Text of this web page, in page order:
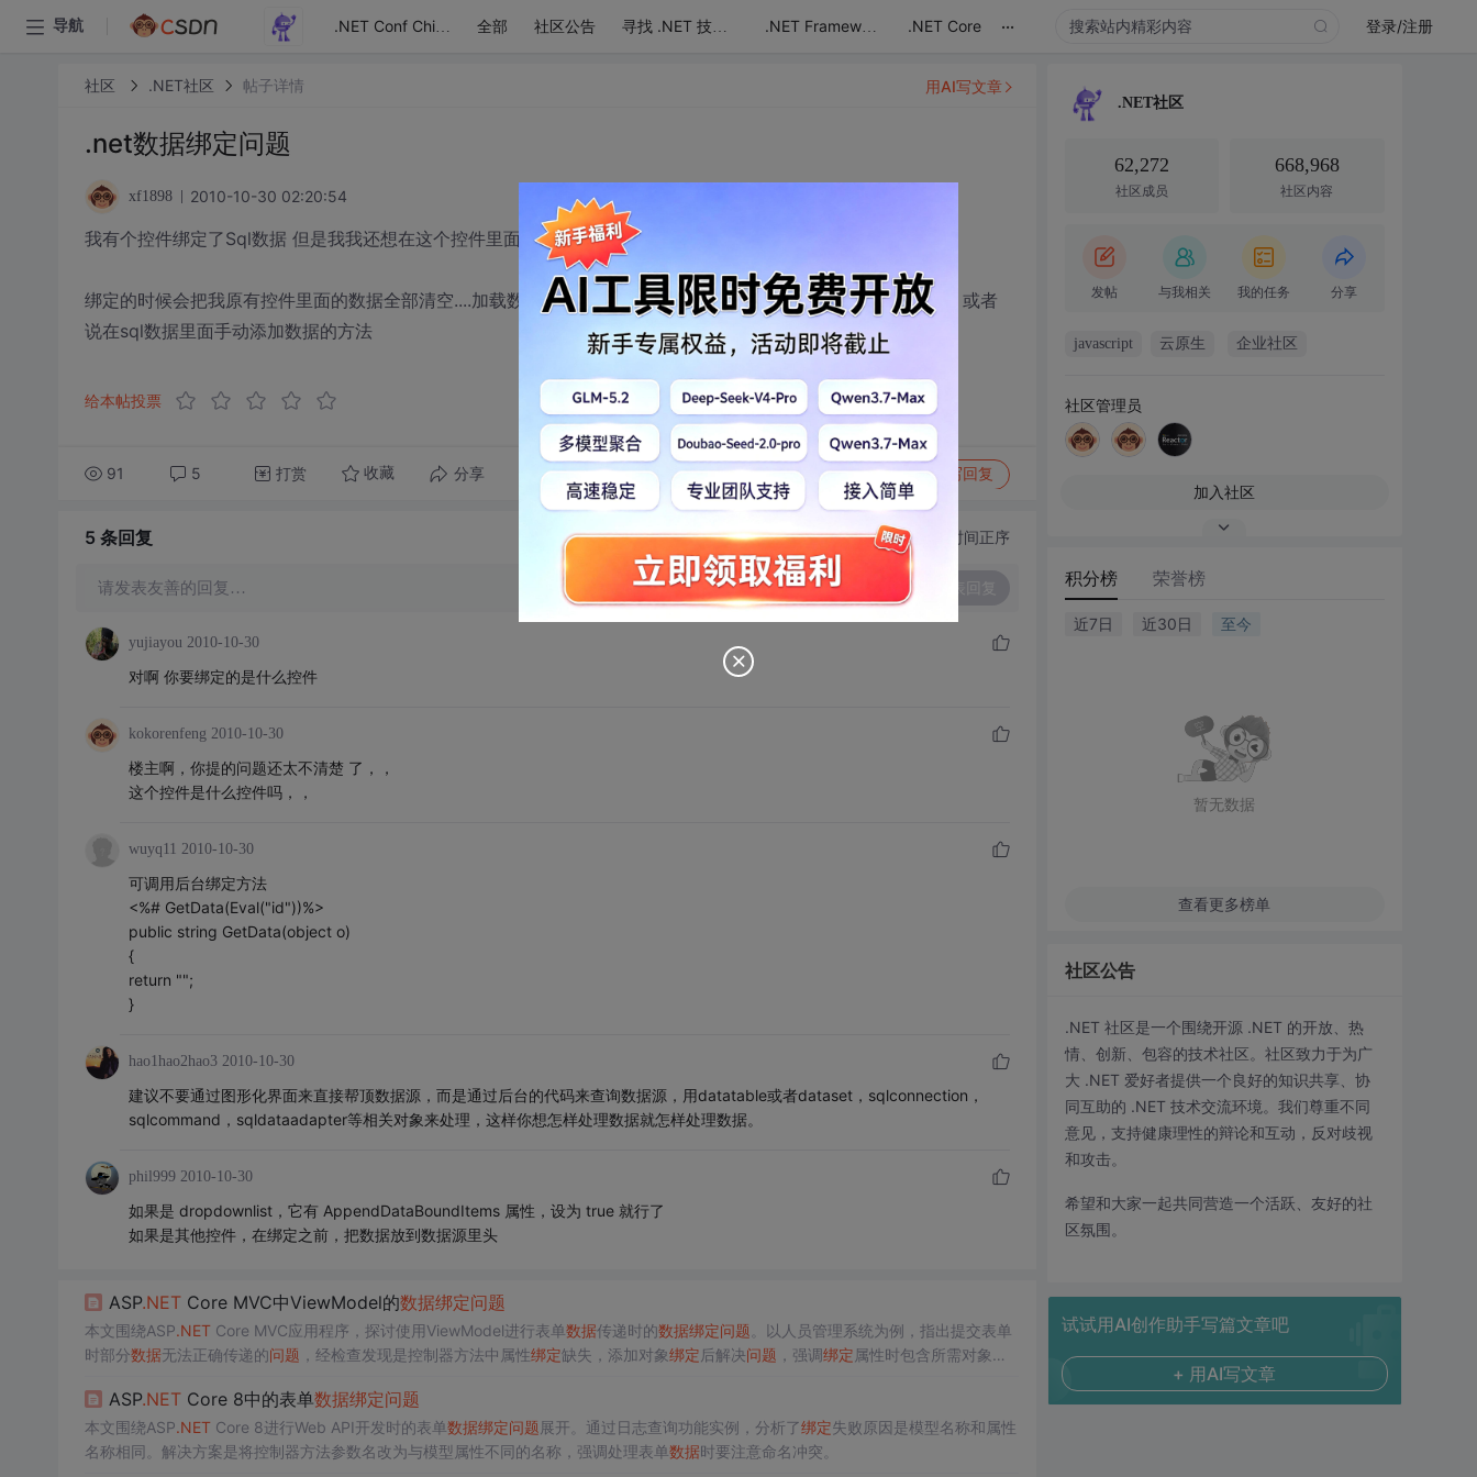
导航 .NET Conf China 全部 社区公告 寻找 .NET 技术达人 .NET Framework .NET Core ... 登录/注册
社区 .NET社区 帖子详情
.net数据绑定问题
xf1898 2010-10-30 02:20:54
我有个控件绑定了Sql数据 但是我我还想在这个控件里面加手写的数据
绑定的时候会把我原有控件里面的数据全部清空....加载数据库的 我就想问下 能不能不清空我原来控件里面的数据 或者
说在sql数据里面手动添加数据的方法
给本帖投票
91 5 打赏 收藏 分享 转发到动态 举报 写回复
用AI写文章
5 条回复 切换为时间正序
请发表友善的回复…
yujiayou 2010-10-30
对啊 你要绑定的是什么控件
kokorenfeng 2010-10-30
楼主啊，你提的问题还太不清楚 了，，
这个控件是什么控件吗，，
wuyq11 2010-10-30
可调用后台绑定方法
<%# GetData(Eval("id"))%>
public string GetData(object o)
{
return "";
}
hao1hao2hao3 2010-10-30
建议不要通过图形化界面来直接帮顶数据源，而是通过后台的代码来查询数据源，用datatable或者dataset，sqlconnection，
sqlcommand，sqldataadapter等相关对象来处理，这样你想怎样处理数据就怎样处理数据。
phil999 2010-10-30
如果是 dropdownlist，它有 AppendDataBoundItems 属性，设为 true 就行了
如果是其他控件，在绑定之前，把数据放到数据源里头
ASP.NETCore MVC中ViewModel的数据绑定问题
本文围绕ASP.NETCore MVC应用程序，探讨使用ViewModel进行表单数据传递时的数据绑定问题 。以人员管理系统为例，指出提交表单
时部分数据无法正确传递的问题 ，经检查发现是控制器方法中属性绑定缺失，添加对象绑定后解决问题 ，强调绑定属性时包含所需对象引
ASP.NETCore 8中的表单数据绑定问题
本文围绕ASP.NETCore 8进行Web API开发时的表单数据绑定问题展开。通过日志查询功能实例，分析了绑定失败原因是模型名称和属性
名称相同。解决方案是将控制器方法参数名改为与模型属性不同的名称，强调处理表单数据时要注意命名冲突。
.NET社区
62,272
社区成员
668,968
社区内容
发帖 与我相关 我的任务 分享
javascript 云原生 企业社区
社区管理员
加入社区
积分榜 荣誉榜
近7日 近30日 至今
暂无数据
查看更多榜单
社区公告
.NET 社区是一个围绕开源 .NET 的开放、热
情、创新、包容的技术社区。社区致力于为广
大 .NET 爱好者提供一个良好的知识共享、协
同互助的 .NET 技术交流环境。我们尊重不同
意见，支持健康理性的辩论和互动，反对歧视
和攻击。
希望和大家一起共同营造一个活跃、友好的社
区氛围。
试试用AI创作助手写篇文章吧
+ 用AI写文章